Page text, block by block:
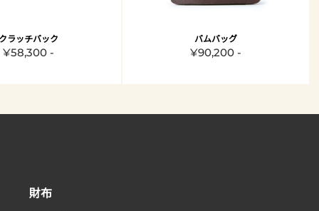
ラッチバック
¥58,300 -
バムバッグ
¥90,200 -
財布